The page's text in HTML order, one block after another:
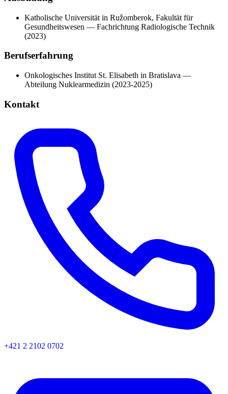
Katholische Universität in Ružomberok, Fakultät für
Gesundheitswesen — Fachrichtung Radiologische Technik
(2023)
Berufserfahrung
Onkologisches Institut St. Elisabeth in Bratislava —
Abteilung Nuklearmedizin (2023-2025)
Kontakt
+421 2 2102 0702